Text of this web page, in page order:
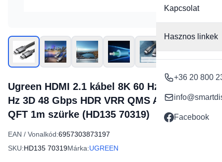
Kapcsolat
Hasznos linkek
+36 20 800
Facebook
Ugreen HDMI 2.1 kábel 8K 60 Hz / 4K 120
Hz 3D 48 Gbps HDR VRR QMS ALLM eARC
QFT 1m szürke (HD135 70319)
EAN / Vonalkód:6957303873197
SKU:HD135 70319Márka:UGREEN